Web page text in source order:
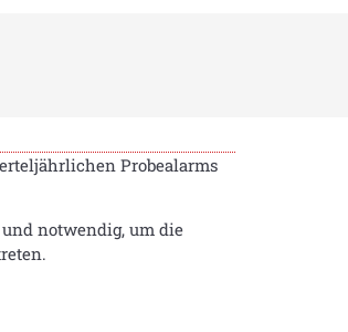
Probealarms
notwendig, um die